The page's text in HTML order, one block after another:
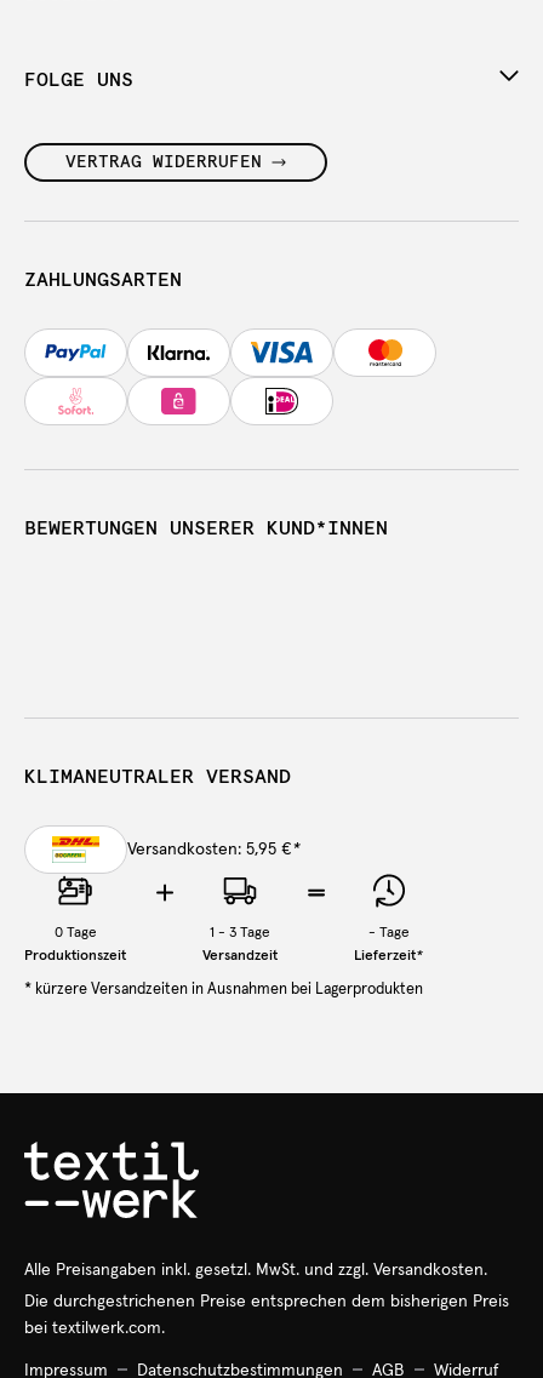
FOLGE UNS
VERTRAG WIDERRUFEN
ZAHLUNGSARTEN
BEWERTUNGEN UNSERER KUND*INNEN
KLIMANEUTRALER VERSAND
Versandkosten: 5,95 €*
0Tage
Produktionszeit
1 - 3 Tage
Versandzeit
-
Tage
Lieferzeit*
* kürzere Versandzeiten in Ausnahmen bei Lagerprodukten
Alle Preisangaben inkl. gesetzl. MwSt. und zzgl. Versandkosten.
Die durchgestrichenen Preise entsprechen dem bisherigen Preis
bei textilwerk.com.
Impressum Datenschutzbestimmungen AGB Widerruf